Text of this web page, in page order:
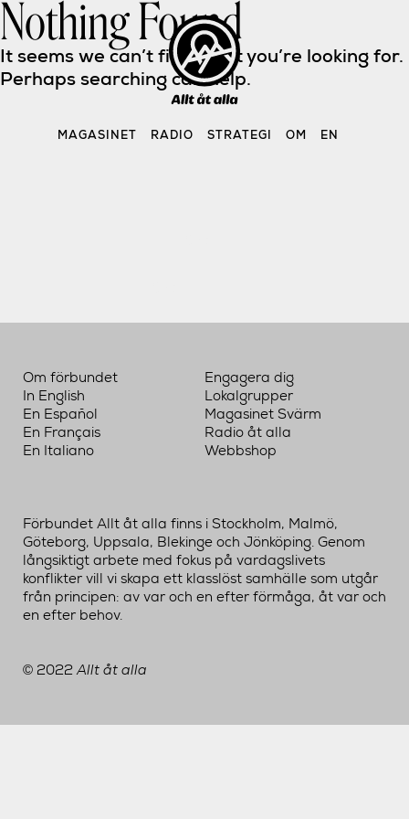
Skip
content
MAGASINET RADIO STRATEGI OM EN
Nothing Found
It seems we can’t find what you’re looking for.
Perhaps searching can help.
Om förbundet
In English
En Español
En Français
En Italiano
Engagera dig
Lokalgrupper
Magasinet Svärm
Radio åt alla
Webbshop
Förbundet Allt åt alla finns i Stockholm, Malmö,
Göteborg, Uppsala, Blekinge och Jönköping. Genom
långsiktigt arbete med fokus på vardagslivets
konflikter vill vi skapa ett klasslöst samhälle som utgår
från principen: av var och en efter förmåga, åt var och
en efter behov.
© 2022Allt åt alla